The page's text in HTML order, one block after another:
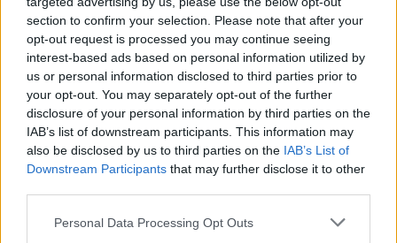
section to confirm your selection. Please note that after your
opt-out request is processed you may continue seeing
interest-based ads based on personal information utilized by
us or personal information disclosed to third parties prior to
your opt-out. You may separately opt-out of the further
disclosure of your personal information by third parties on the
IAB’s list of downstream participants. This information may
also be disclosed by us to third parties on the IAB’s List of
Downstream Participants that may further disclose it to other
Personal Data Processing Opt Outs